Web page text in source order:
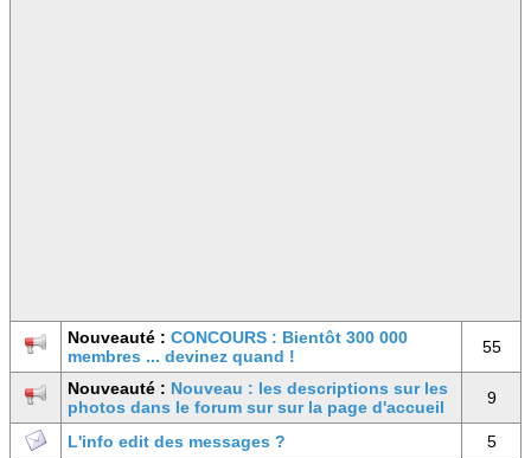
Nouveauté : CONCOURS : Bientôt 300 000
membres ... devinez quand !
55
Nouveauté : Nouveau : les descriptions sur les
photos dans le forum sur sur la page d'accueil
9
L'info edit des messages ?
5